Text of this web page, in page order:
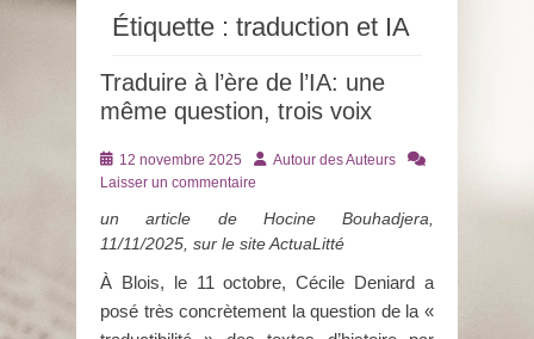
Étiquette : traduction et IA
Traduire à l’ère de l’IA: une
même question, trois voix
Posté
le
12 novembre 2025 AuteurAutour des Auteurs
Laisser un commentaire
un article de Hocine Bouhadjera,
11/11/2025, sur le site ActuaLitté
À Blois, le 11 octobre, Cécile Deniard a
posé très concrètement la question de la «